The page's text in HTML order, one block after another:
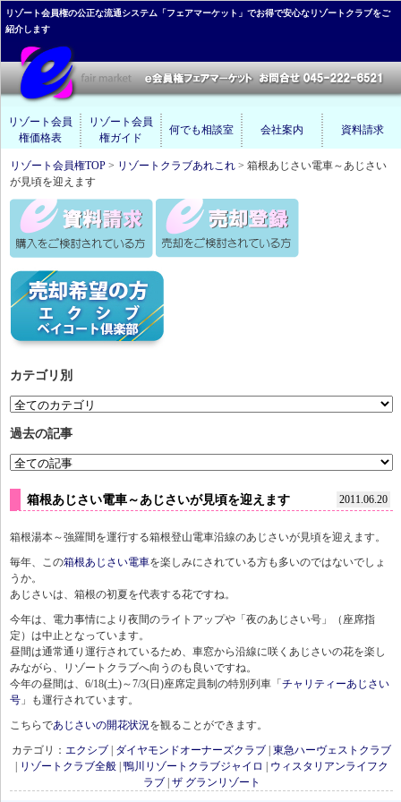
リゾート会員権の公正な流通システム「フェアマーケット」でお得で安心なリゾートクラブをご
紹介します
リゾート会員
権価格表
リゾート会員
権ガイド
何でも相談室 会社案内 資料請求
リゾート会員権TOP > リゾートクラブあれこれ > 箱根あじさい電車～あじさい
が見頃を迎えます
カテゴリ別
過去の記事
箱根あじさい電車～あじさいが見頃を迎えます 2011.06.20
箱根湯本～強羅間を運行する箱根登山電車沿線のあじさいが見頃を迎えます。
毎年、この箱根あじさい電車を楽しみにされている方も多いのではないでしょ
うか。
あじさいは、箱根の初夏を代表する花ですね。
今年は、電力事情により夜間のライトアップや「夜のあじさい号」（座席指
定）は中止となっています。
昼間は通常通り運行されているため、車窓から沿線に咲くあじさいの花を楽し
みながら、リゾートクラブへ向うのも良いですね。
今年の昼間は、6/18(土)～7/3(日)座席定員制の特別列車「 チャリティーあじさい
号 」も運行されています。
こちらであじさいの開花状況を観ることができます。
カテゴリ： エクシブ ダイヤモンドオーナーズクラブ 東急ハーヴェストクラブ
リゾートクラブ全般| 鴨川リゾートクラブジャイロ
ウィスタリアンライフク
ラブ| ザ グランリゾート